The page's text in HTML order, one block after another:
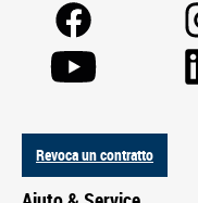
Revoca un contratto